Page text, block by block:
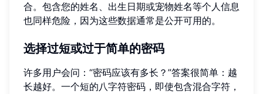
合。包含您的姓名、出生日期或宠物姓名等个人信息
也同样危险，因为这些数据通常是公开可用的。
选择过短或过于简单的密码
许多用户会问：“密码应该有多长？”答案很简单：越
长越好。一个短的八字符密码，即使包含混合字符，